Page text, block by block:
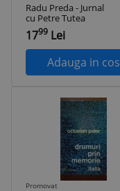
Radu Preda - Jurnal
cu Petre Tutea
1799 Lei
Adauga in cos
Promovat